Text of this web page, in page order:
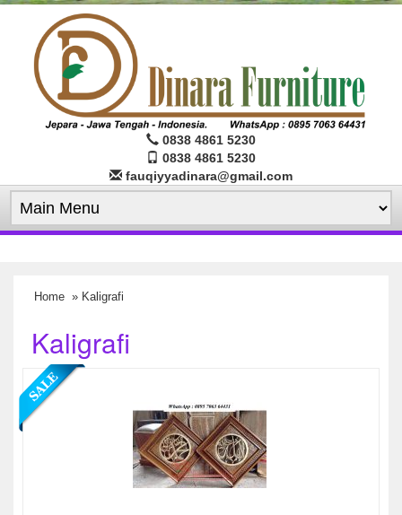
0838 4861 5230
0838 4861 5230
fauqiyyadinara@gmail.com
Home » Kaligrafi
Kaligrafi